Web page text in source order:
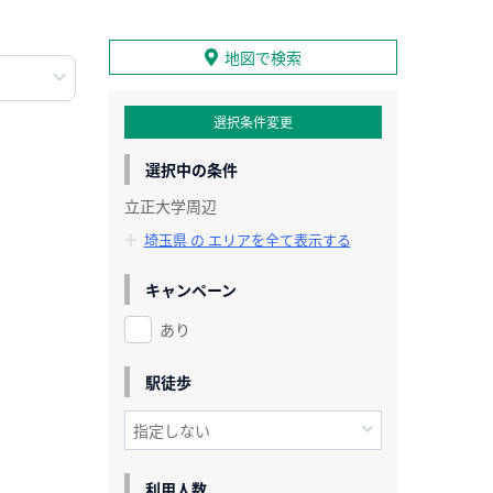
地図で検索
選択条件変更
選択中の条件
立正大学周辺
埼玉県 の エリアを全て表示する
キャンペーン
あり
駅徒歩
利用人数